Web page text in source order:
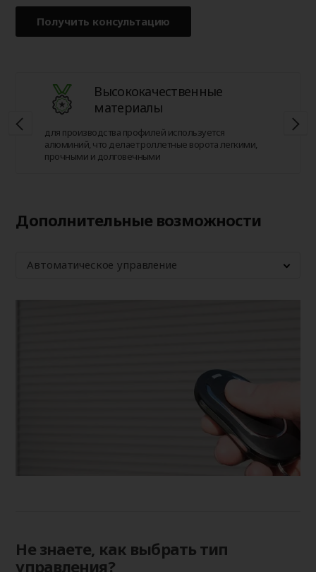
Получить консультацию
Высококачественные
материалы
для производства профилей используется
алюминий, что делает роллетные ворота легкими,
прочными и долговечными
Дополнительные возможности
Автоматическое управление
Не знаете, как выбрать тип
управления?